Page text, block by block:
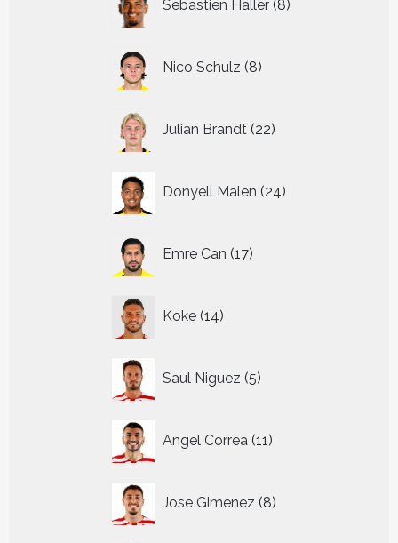
Sebastien Haller 8
producten
Nico Schulz 8
producten
Julian Brandt 22
producten
Donyell Malen 24
producten
Emre Can 17
producten
Koke 14
producten
Saul Niguez 5
producten
Angel Correa 11
producten
Jose Gimenez 8
producten